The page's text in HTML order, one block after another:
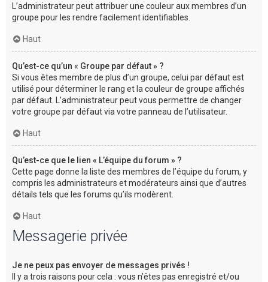
L’administrateur peut attribuer une couleur aux membres d’un
groupe pour les rendre facilement identifiables.
Haut
Qu’est-ce qu’un « Groupe par défaut » ?
Si vous êtes membre de plus d’un groupe, celui par défaut est
utilisé pour déterminer le rang et la couleur de groupe affichés
par défaut. L’administrateur peut vous permettre de changer
votre groupe par défaut via votre panneau de l’utilisateur.
Haut
Qu’est-ce que le lien « L’équipe du forum » ?
Cette page donne la liste des membres de l’équipe du forum, y
compris les administrateurs et modérateurs ainsi que d’autres
détails tels que les forums qu’ils modèrent.
Haut
Messagerie privée
Je ne peux pas envoyer de messages privés !
Il y a trois raisons pour cela : vous n’êtes pas enregistré et/ou